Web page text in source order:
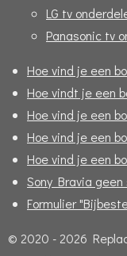
LG tv
Panasonic tv
Hoe vind je een
Hoe vindt je een
Hoe vind je een
Hoe vind je een
Hoe vind je een
Sony Bravia
Formulier
© 2020 - 2026